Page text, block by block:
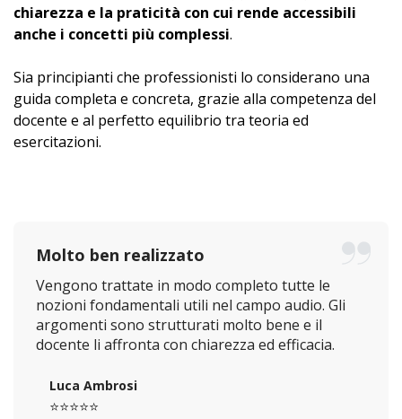
chiarezza e la praticità con cui rende accessibili
anche i concetti più complessi.
Sia principianti che professionisti lo considerano una
guida completa e concreta, grazie alla competenza del
docente e al perfetto equilibrio tra teoria ed
esercitazioni.
Molto ben realizzato
Vengono trattate in modo completo tutte le
nozioni fondamentali utili nel campo audio. Gli
argomenti sono strutturati molto bene e il
docente li affronta con chiarezza ed efficacia.
Luca Ambrosi
⭐️⭐️⭐️⭐️⭐️